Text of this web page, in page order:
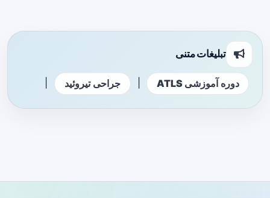
تبلیغات متنی
دوره آموزشی ATLS جراحی تیروئید